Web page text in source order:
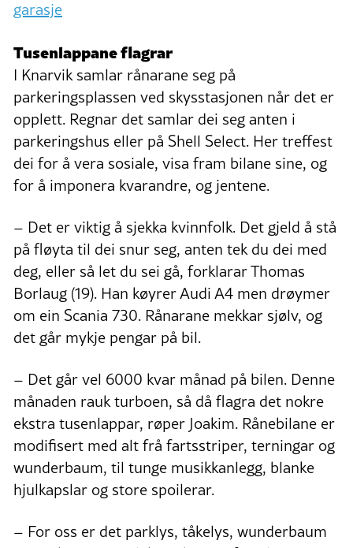
garasje
Tusenlappane flagrar
I Knarvik samlar rånarane seg på
parkeringsplassen ved skysstasjonen når det er
opplett. Regnar det samlar dei seg anten i
parkeringshus eller på Shell Select. Her treffest
dei for å vera sosiale, visa fram bilane sine, og
for å imponera kvarandre, og jentene.
– Det er viktig å sjekka kvinnfolk. Det gjeld å stå
på fløyta til dei snur seg, anten tek du dei med
deg, eller så let du sei gå, forklarar Thomas
Borlaug (19). Han køyrer Audi A4 men drøymer
om ein Scania 730. Rånarane mekkar sjølv, og
det går mykje pengar på bil.
– Det går vel 6000 kvar månad på bilen. Denne
månaden rauk turboen, så då flagra det nokre
ekstra tusenlappar, røper Joakim. Rånebilane er
modifisert med alt frå fartsstriper, terningar og
wunderbaum, til tunge musikkanlegg, blanke
hjulkapslar og store spoilerar.
– For oss er det parklys, tåkelys, wunderbaum